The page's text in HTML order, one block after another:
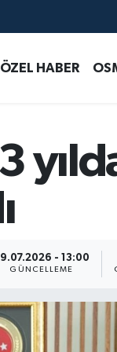
ÖZEL HABER
- 13:00
GÜNCELLEME